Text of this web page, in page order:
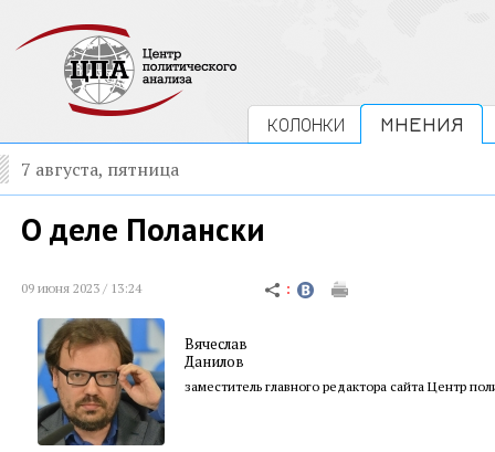
КОЛОНКИ МНЕНИЯ
7 августа, пятница
О деле Полански
09 июня 2023 / 13:24
Вячеслав
Данилов
заместитель главного редактора сайта Центр